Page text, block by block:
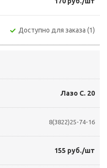
Доступно для заказа (1)
Лазо С. 20
8(3822)25-74-16
155 руб./шт